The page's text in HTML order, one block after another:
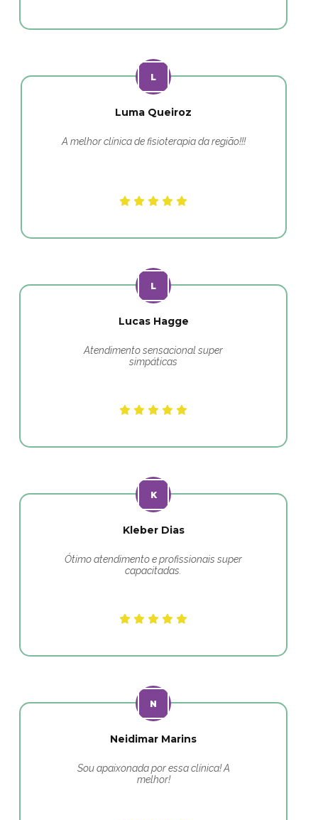
Luma Queiroz
A melhor clínica de fisioterapia da região!!!
Lucas Hagge
Atendimento sensacional super
simpáticas
Kleber Dias
Ótimo atendimento e profissionais super
capacitadas.
Neidimar Marins
Sou apaixonada por essa clínica! A
melhor!